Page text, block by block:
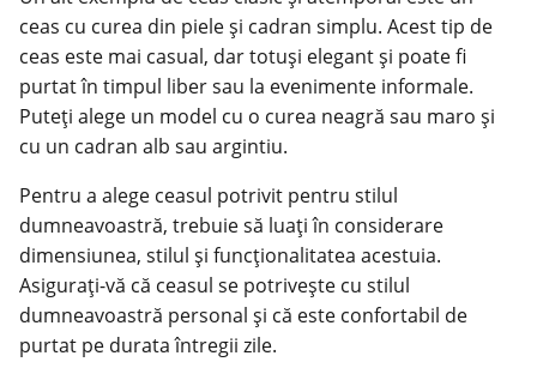
ceas cu curea din piele și cadran simplu. Acest tip de
ceas este mai casual, dar totuși elegant și poate fi
purtat în timpul liber sau la evenimente informale.
Puteți alege un model cu o curea neagră sau maro și
cu un cadran alb sau argintiu.
Pentru a alege ceasul potrivit pentru stilul
dumneavoastră, trebuie să luați în considerare
dimensiunea, stilul și funcționalitatea acestuia.
Asigurați-vă că ceasul se potrivește cu stilul
dumneavoastră personal și că este confortabil de
purtat pe durata întregii zile.